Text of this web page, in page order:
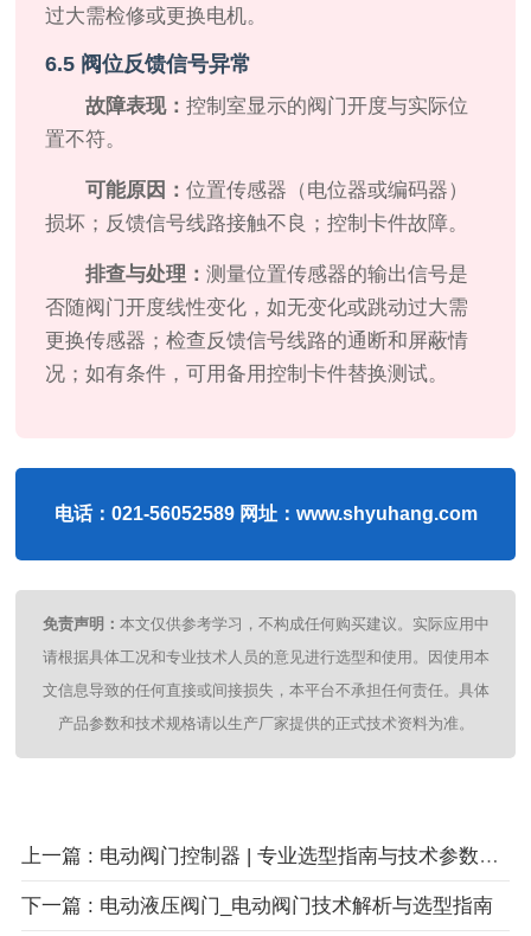
过大需检修或更换电机。
6.5 阀位反馈信号异常
故障表现：控制室显示的阀门开度与实际位
置不符。
可能原因：位置传感器（电位器或编码器）
损坏；反馈信号线路接触不良；控制卡件故障。
排查与处理：测量位置传感器的输出信号是
否随阀门开度线性变化，如无变化或跳动过大需
更换传感器；检查反馈信号线路的通断和屏蔽情
况；如有条件，可用备用控制卡件替换测试。
电话：021-56052589 网址：www.shyuhang.com
免责声明： 本文仅供参考学习，不构成任何购买建议。实际应用中
请根据具体工况和专业技术人员的意见进行选型和使用。因使用本
文信息导致的任何直接或间接损失，本平台不承担任何责任。具体
产品参数和技术规格请以生产厂家提供的正式技术资料为准。
上一篇 : 电动阀门控制器 | 专业选型指南与技术参数详解
下一篇 : 电动液压阀门_电动阀门技术解析与选型指南